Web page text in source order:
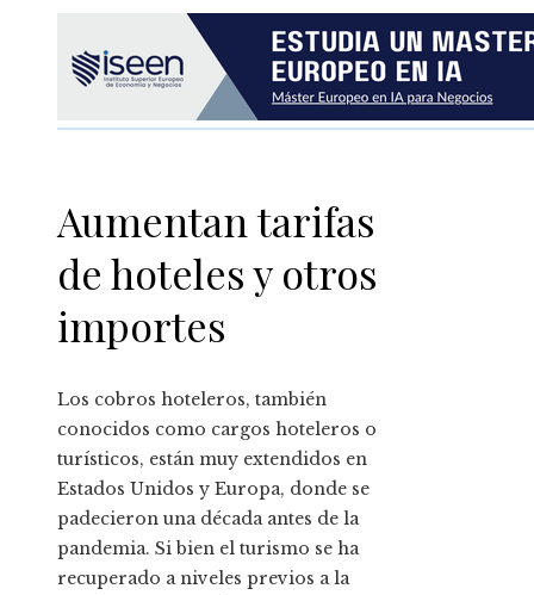
Aumentan tarifas
de hoteles y otros
importes
Los cobros hoteleros, también
conocidos como cargos hoteleros o
turísticos, están muy extendidos en
Estados Unidos y Europa, donde se
padecieron una década antes de la
pandemia. Si bien el turismo se ha
recuperado a niveles previos a la